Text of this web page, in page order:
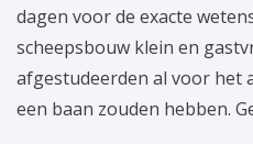
dagen voor de exacte
scheepsbouw klein en
afgestudeerden al voor het
een baan zouden hebben.